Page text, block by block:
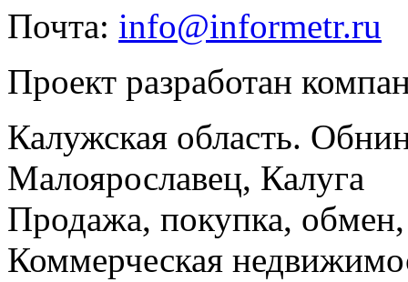
Почта: info@informetr.ru
Проект разработан
Калужская область.
Малоярославец, Калуга
Продажа, покупка, обмен,
Коммерческая